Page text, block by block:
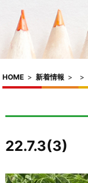
HOME > 新着情報 > >
22.7.3(3)